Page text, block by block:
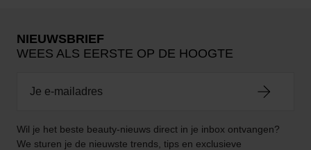
NIEUWSBRIEF
WEES ALS EERSTE OP DE HOOGTE
Wil je het beste beauty-nieuws direct in je inbox ontvangen?
We sturen je de nieuwste trends, tips en exclusieve